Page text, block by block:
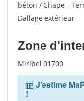
béton / Chape -
Dallage extérieur -
Zone
Miribel 01700